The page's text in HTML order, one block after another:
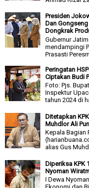
Presiden
Dan
Dongkrak
Gubernur
mendampingi
Prasasti
Peringatan
Ciptakan Budi
Foto: Pjs.
Inspektur
tahun 2024 di
Ditetapkan
Muhdlor Ali
Kepala Bagian
alias Gus
Diperiksa KPK
Nyoman
I Dewa